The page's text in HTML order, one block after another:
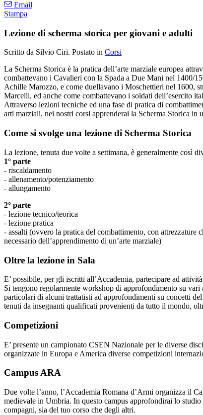
Email
Stampa
Lezione di scherma storica per giovani e adulti
Scritto da Silvio Ciri. Postato in Corsi
La Scherma Storica è la pratica dell’arte marziale europea
combattevano i Cavalieri con la Spada a Due Mani nel 1400/
Achille Marozzo, e come duellavano i Moschettieri nel 1600,
Marcelli, ed anche come combattevano i soldati dell’esercito
Attraverso lezioni tecniche ed una fase di pratica di
arti marziali, nei nostri corsi apprenderai la Scherma Storica in
Come si svolge una lezione di Scherma Storica
La lezione, tenuta due volte a settimana, è generalmente così
1° parte
- riscaldamento
- allenamento/potenziamento
- allungamento
2° parte
- lezione tecnico/teorica
- lezione pratica
- assalti (ovvero la pratica del combattimento, con attrezzature
necessario dell’apprendimento di un’arte marziale)
Oltre la lezione in Sala
E’ possibile, per gli iscritti all’Accademia, partecipare ad
Si tengono regolarmente workshop di approfondimento su
particolari di alcuni trattatisti ad approfondimenti su concetti
tenuti da insegnanti qualificati provenienti da tutto il mondo,
Competizioni
E’ presente un campionato CSEN Nazionale per le diverse
organizzate in Europa e America diverse competizioni
Campus ARA
Due volte l’anno, l’Accademia Romana d’Armi organizza il
medievale in Umbria. In questo campus approfondirai lo
compagni, sia del tuo corso che degli altri.